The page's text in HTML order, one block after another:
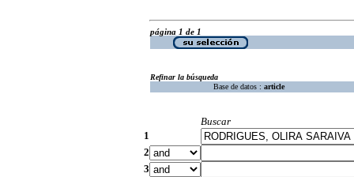
página 1 de 1
Refinar la búsqueda
Base de datos : article
Buscar
1
2
3